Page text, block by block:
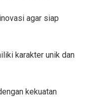
agar siap
karakter unik dan
kekuatan